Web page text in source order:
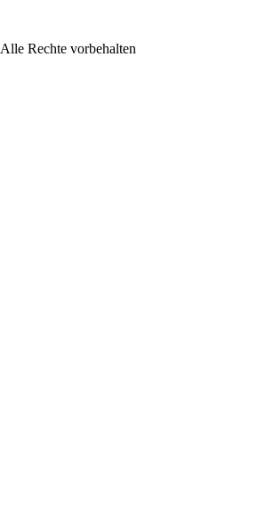
Alle Rechte vorbehalten